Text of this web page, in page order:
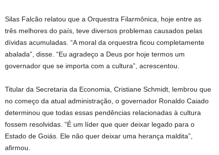
Silas Falcão relatou que a Orquestra Filarmônica, hoje entre as
três melhores do país, teve diversos problemas causados pelas
dívidas acumuladas. “A moral da orquestra ficou completamente
abalada”, disse. “Eu agradeço a Deus por hoje termos um
governador que se importa com a cultura”, acrescentou.
Titular da Secretaria da Economia, Cristiane Schmidt, lembrou que
no começo da atual administração, o governador Ronaldo Caiado
determinou que todas essas pendências relacionadas à cultura
fossem resolvidas. “É um líder que quer deixar legado para o
Estado de Goiás. Ele não quer deixar uma herança maldita”,
afirmou.